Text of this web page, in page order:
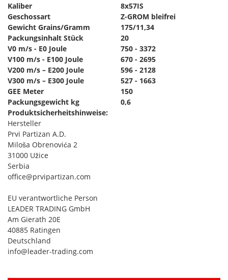
Kaliber
8x57IS
Geschossart
Z-GROM bleifrei
Gewicht Grains/Gramm
175/11,34
Packungsinhalt Stück
20
V0 m/s - E0 Joule
750 - 3372
V100 m/s - E100 Joule
670 - 2695
V200 m/s – E200 Joule
596 - 2128
V300 m/s – E300 Joule
527 - 1663
GEE Meter
150
Packungsgewicht kg
0,6
Produktsicherheitshinweise:
Hersteller
Prvi Partizan A.D.
Miloša Obrenovića 2
31000 Užice
Serbia
office@prvipartizan.com
EU verantwortliche Person
LEADER TRADING GmbH
Am Gierath 20E
40885 Ratingen
Deutschland
info@leader-trading.com